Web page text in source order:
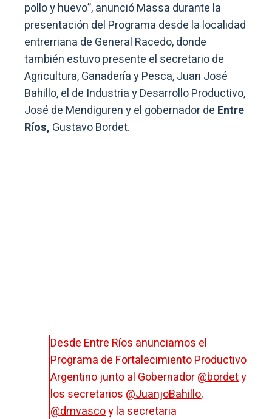
pollo y huevo”, anunció Massa durante la
presentación del Programa desde la localidad
entrerriana de General Racedo, donde
también estuvo presente el secretario de
Agricultura, Ganadería y Pesca, Juan José
Bahillo, el de Industria y Desarrollo Productivo,
José de Mendiguren y el gobernador de Entre
Ríos, Gustavo Bordet.
Desde Entre Ríos anunciamos el
Programa de Fortalecimiento Productivo
Argentino junto al Gobernador@bordety
los secretarios @JuanjoBahillo,
@dmvascoy la secretaria